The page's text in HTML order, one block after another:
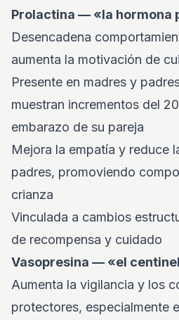
Prolactina — «la hormona
Desencadena
aumenta la motivación de
Presente en madres y
muestran incrementos del
embarazo de su pareja
Mejora la empatía y reduce
padres, promoviendo
crianza
Vinculada a cambios
de recompensa y cuidado
Vasopresina — «el
Aumenta la vigilancia y los
protectores, especialmente